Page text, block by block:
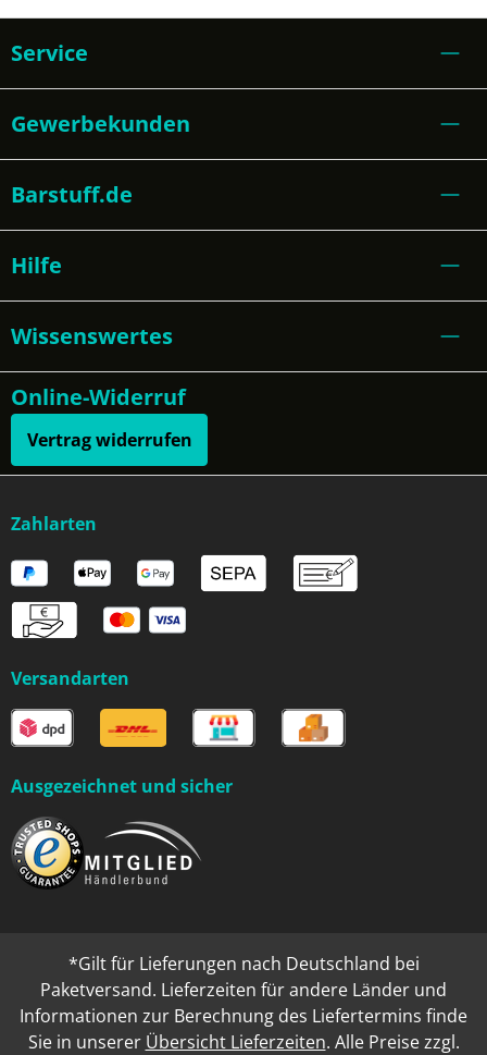
Service
Gewerbekunden
Barstuff.de
Hilfe
Wissenswertes
Online-Widerruf
Vertrag widerrufen
Zahlarten
Versandarten
Ausgezeichnet und sicher
*Gilt für Lieferungen nach Deutschland bei
Paketversand. Lieferzeiten für andere Länder und
Informationen zur Berechnung des Liefertermins finde
Sie in unserer Übersicht Lieferzeiten. Alle Preise zzgl.